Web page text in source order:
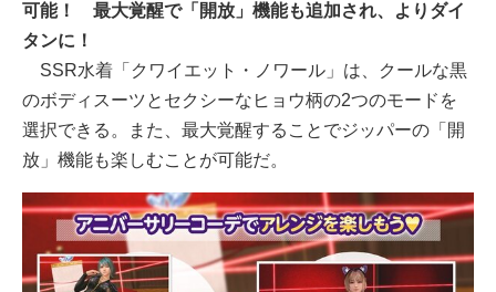
可能！ 最大覚醒で「開放」機能も追加され、よりダイ
タンに！
SSR水着「クワイエット・ノワール」は、クールな黒
のボディスーツとセクシーなヒョウ柄の2つのモードを
選択できる。また、最大覚醒することでジッパーの「開
放」機能も楽しむことが可能だ。